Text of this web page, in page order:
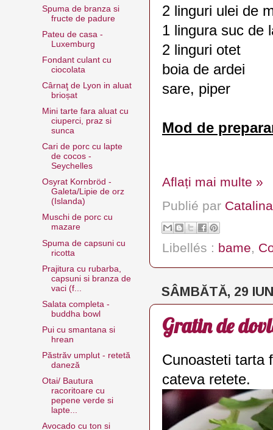
2 linguri ulei de
1 lingura suc de
2 linguri otet
boia de ardei
sare, piper
Mod de
Aflați mai multe »
Publié par Catalina
Libellés : bame,
SÂMBĂTĂ, 29
Gratin de
Cunoasteti tarta
cateva retete.
Spuma de branza si
fructe de padure
Pateu de casa -
Luxemburg
Fondant culant cu
ciocolata
Cârnaţ de Lyon in aluat
brioșat
Mini tarte fara aluat cu
ciuperci, praz si
sunca
Cari de porc cu lapte
de cocos -
Seychelles
Osyrat Kornbröd -
Galeta/Lipie de orz
(Islanda)
Muschi de porc cu
mazare
Spuma de capsuni cu
ricotta
Prajitura cu rubarba,
capsuni si branza de
vaci (f...
Salata completa -
buddha bowl
Pui cu smantana si
hrean
Păstrăv umplut - retetă
daneză
Otai/ Bautura
racoritoare cu
pepene verde si
lapte...
Avocado cu ton si